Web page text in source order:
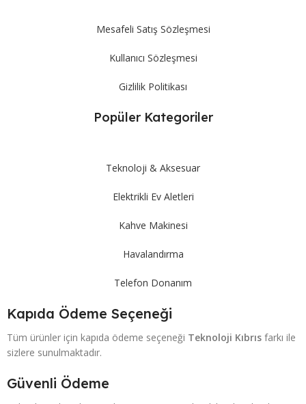
Mesafeli Satış Sözleşmesi
Kullanıcı Sözleşmesi
Gizlilik Politikası
Popüler Kategoriler
Teknoloji & Aksesuar
Elektrikli Ev Aletleri
Kahve Makinesi
Havalandırma
Telefon Donanım
Kapıda Ödeme Seçeneği
Tüm ürünler için kapıda ödeme seçeneği Teknoloji Kıbrıs farkı ile
sizlere sunulmaktadır.
Güvenli Ödeme